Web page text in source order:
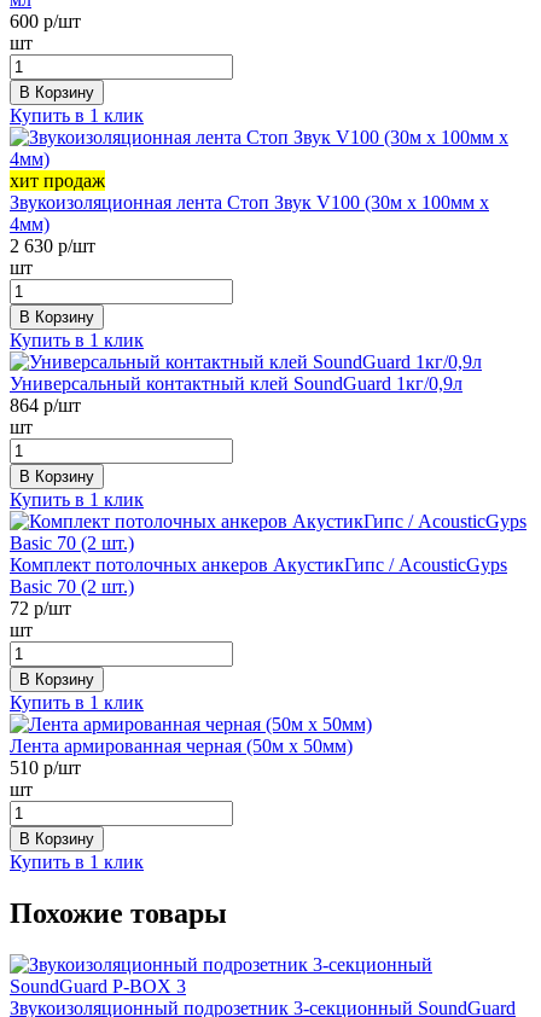
600 р/шт
шт
В Корзину
Купить в 1 клик
хит продаж
Звукоизоляционная лента Стоп Звук V100 (30м х 100мм х
4мм)
2 630 р/шт
шт
В Корзину
Купить в 1 клик
Универсальный контактный клей SoundGuard 1кг/0,9л
864 р/шт
шт
В Корзину
Купить в 1 клик
Комплект потолочных анкеров АкустикГипс / AcousticGyps
Basic 70 (2 шт.)
72 р/шт
шт
В Корзину
Купить в 1 клик
Лента армированная черная (50м х 50мм)
510 р/шт
шт
В Корзину
Купить в 1 клик
Похожие товары
Звукоизоляционный подрозетник 3-секционный SoundGuard